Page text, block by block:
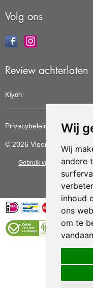
Wij
Wij
andere
inhoud
ons
om te
Volg ons
Review achterlaten
Kiyoh
Privacybeleid Cookiebeleid
© 2026
Gebruik van deze site